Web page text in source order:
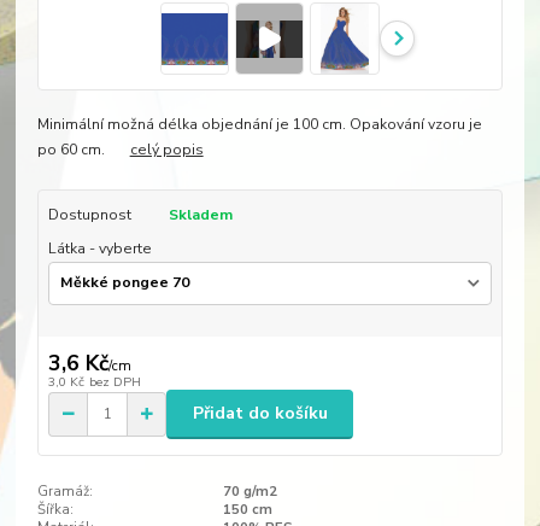
Minimální možná délka objednání je 100 cm. Opakování vzoru je
po 60 cm. celý popis
Dostupnost
Skladem
Látka - vyberte
3,6 Kč/cm
3,0 Kč bez DPH
Přidat do košíku
Gramáž:
70 g/m2
Šířka:
150 cm